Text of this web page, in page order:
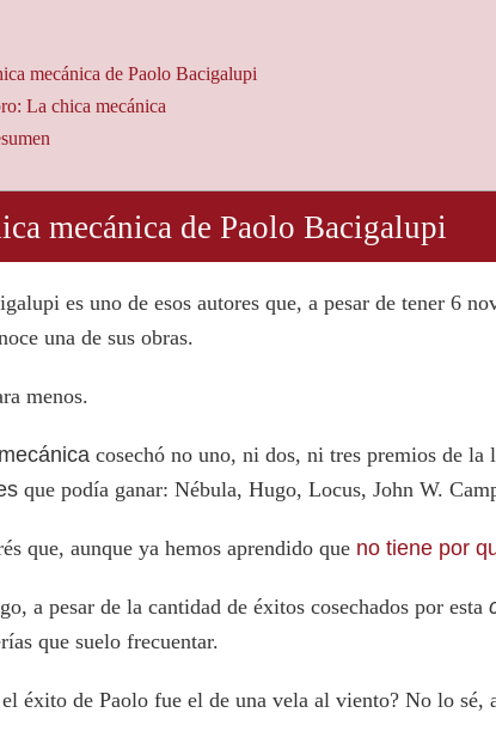
mecánica de Paolo Bacigalupi
La chica mecánica
mecánica de Paolo Bacigalupi
es uno de esos autores que, a pesar de tener 6
una de sus obras.
menos.
cosechó no uno, ni dos, ni tres premios de
que podía ganar: Nébula, Hugo, Locus, John W.
que, aunque ya hemos aprendido que no tiene por
a pesar de la cantidad de éxitos cosechados por esta
que suelo frecuentar.
el éxito de Paolo fue el de una vela al viento? No lo